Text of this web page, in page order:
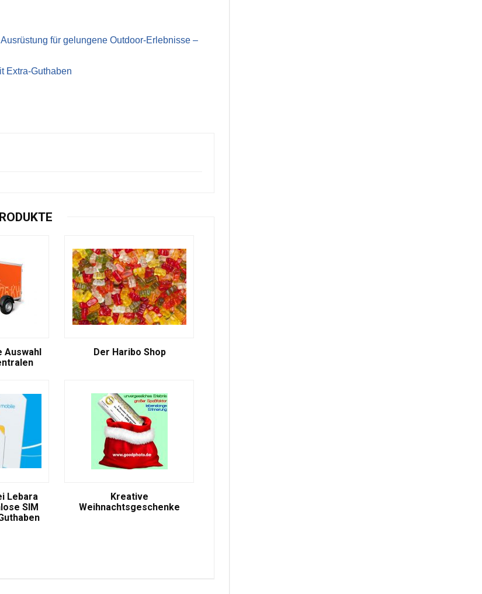
für gelungene Outdoor-Erlebnisse –
Extra-Guthaben
Auswahl
Der Haribo Shop
Lebara
SIM
Kreative
Weihnachtsgeschenke